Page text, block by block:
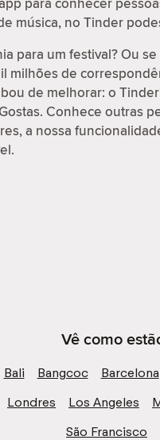
música, no Tinder
para um festival? Ou
milhões de
de melhorar: o
Conhece outras
a nossa
Vê como
Bali Bangcoc Barcelona
Londres Los Angeles
São Francisco